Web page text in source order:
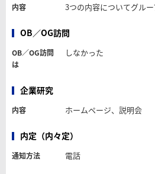
内容 3つの内容についてグル
OB／OG訪問
OB／OG訪問
は
しなかった
企業研究
内容 ホームページ、説明会
内定（内々定）
通知方法 電話